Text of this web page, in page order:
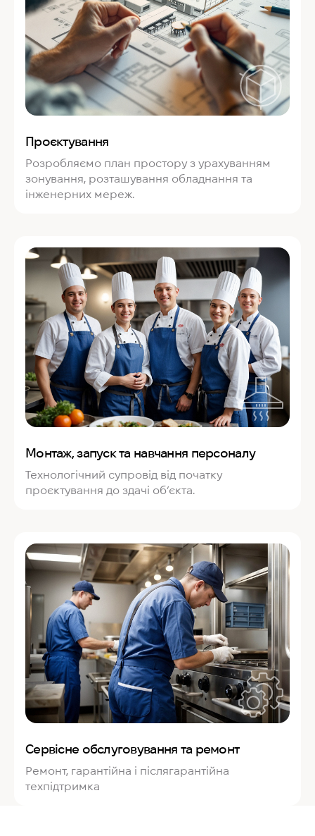
Проєктування
Розробляємо план простору з урахуванням
зонування, розташування обладнання та
інженерних мереж.
Монтаж, запуск та навчання персоналу
Технологічний супровід від початку
проєктування до здачі об’єкта.
Сервісне обслуговування та ремонт
Ремонт, гарантійна і післягарантійна
техпідтримка